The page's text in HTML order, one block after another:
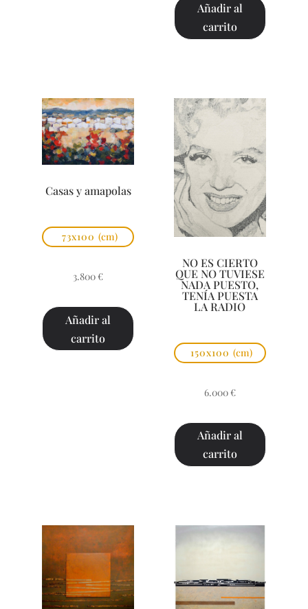
Añadir al
carrito
Casas y amapolas
73x100 (cm)
3.800 €
Añadir al
carrito
NO ES CIERTO
QUE NO TUVIESE
NADA PUESTO,
TENÍA PUESTA
LA RADIO
150x100 (cm)
6.000 €
Añadir al
carrito